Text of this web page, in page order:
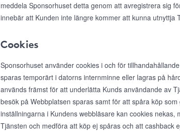
meddela Sponsorhuset detta genom att avregistrera sig
innebär att Kunden inte längre kommer att kunna utnyttja
Cookies
Sponsorhuset använder cookies i och för
sparas temporärt i datorns internminne eller lagras på
används främst för att underlätta Kunds användande av
besök på Webbplatsen sparas samt för att spåra köp
inställningarna i Kundens webbläsare kan cookies
Tjänsten och medföra att köp ej spåras och att cashback